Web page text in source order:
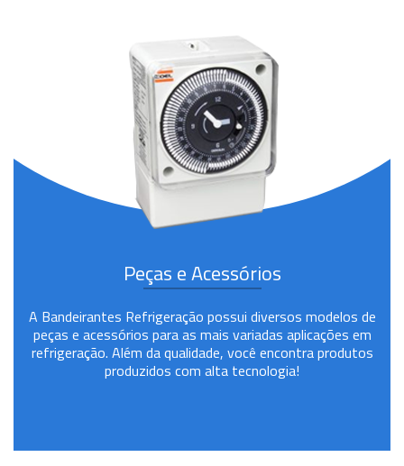
Peças e Acessórios
A Bandeirantes Refrigeração possui diversos modelos de
peças e acessórios para as mais variadas aplicações em
refrigeração. Além da qualidade, você encontra produtos
produzidos com alta tecnologia!